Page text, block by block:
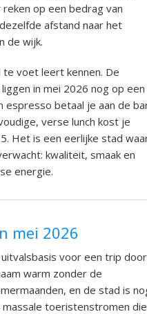
reken op een bedrag van
afstand naar het
de wijk.
voet leert kennen. De
in mei 2026 nog op een
espresso betaal je aan de
verse lunch kost je
Het is een eerlijke stad
kwaliteit, smaak en
energie.
mei 2026
voor een trip door
warm zonder de
en de stad is
toeristenstromen die